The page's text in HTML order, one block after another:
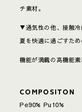
チ素材。
▼通気性の他、接触
夏を快適に過ごすため
機能が満載の高機能素
COMPOSITON
Pe90% Pu10%